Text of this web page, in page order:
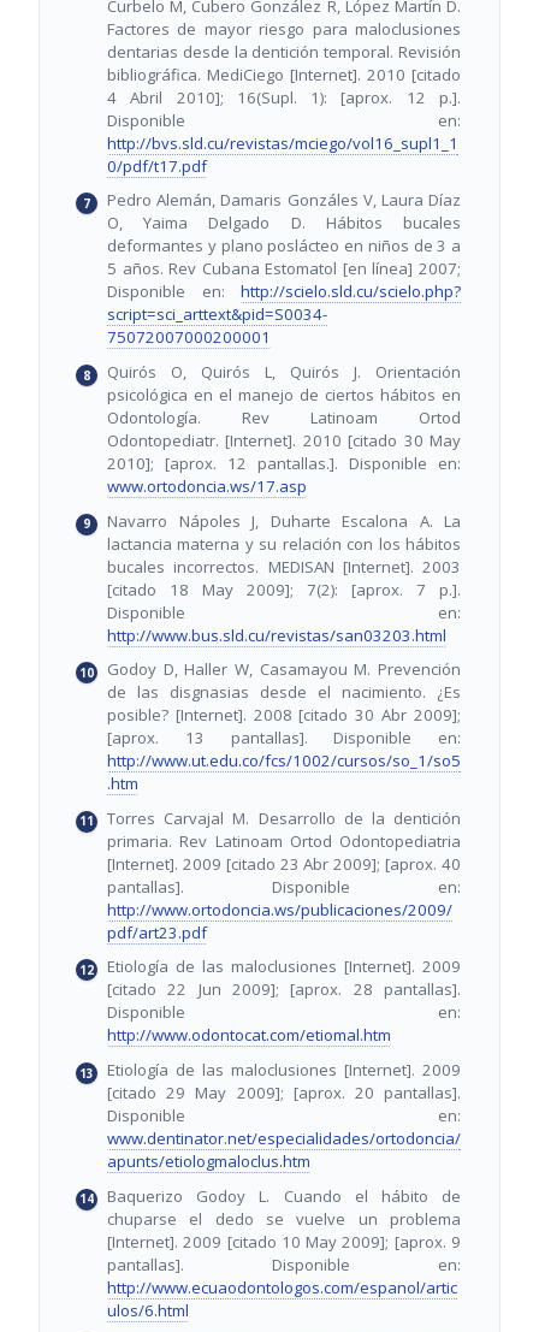
Curbelo M, Cubero González R, López Martín D.
Factores de mayor riesgo para maloclusiones
dentarias desde la dentición temporal. Revisión
bibliográfica. MediCiego [Internet]. 2010 [citado
4 Abril 2010]; 16(Supl. 1): [aprox. 12 p.].
Disponible en:
http://bvs.sld.cu/revistas/mciego/vol16_supl1_1
0/pdf/t17.pdf
Pedro Alemán, Damaris Gonzáles V, Laura Díaz
O, Yaima Delgado D. Hábitos bucales
deformantes y plano poslácteo en niños de 3 a
5 años. Rev Cubana Estomatol [en línea] 2007;
Disponible en: http://scielo.sld.cu/scielo.php?
script=sci_arttext&pid=S0034-
75072007000200001
Quirós O, Quirós L, Quirós J. Orientación
psicológica en el manejo de ciertos hábitos en
Odontología. Rev Latinoam Ortod
Odontopediatr. [Internet]. 2010 [citado 30 May
2010]; [aprox. 12 pantallas.]. Disponible en:
www.ortodoncia.ws/17.asp
Navarro Nápoles J, Duharte Escalona A. La
lactancia materna y su relación con los hábitos
bucales incorrectos. MEDISAN [Internet]. 2003
[citado 18 May 2009]; 7(2): [aprox. 7 p.].
Disponible en:
http://www.bus.sld.cu/revistas/san03203.html
Godoy D, Haller W, Casamayou M. Prevención
de las disgnasias desde el nacimiento. ¿Es
posible? [Internet]. 2008 [citado 30 Abr 2009];
[aprox. 13 pantallas]. Disponible en:
http://www.ut.edu.co/fcs/1002/cursos/so_1/so5
.htm
Torres Carvajal M. Desarrollo de la dentición
primaria. Rev Latinoam Ortod Odontopediatria
[Internet]. 2009 [citado 23 Abr 2009]; [aprox. 40
pantallas]. Disponible en:
http://www.ortodoncia.ws/publicaciones/2009/
pdf/art23.pdf
Etiología de las maloclusiones [Internet]. 2009
[citado 22 Jun 2009]; [aprox. 28 pantallas].
Disponible en:
http://www.odontocat.com/etiomal.htm
Etiología de las maloclusiones [Internet]. 2009
[citado 29 May 2009]; [aprox. 20 pantallas].
Disponible en:
www.dentinator.net/especialidades/ortodoncia/
apunts/etiologmaloclus.htm
Baquerizo Godoy L. Cuando el hábito de
chuparse el dedo se vuelve un problema
[Internet]. 2009 [citado 10 May 2009]; [aprox. 9
pantallas]. Disponible en:
http://www.ecuaodontologos.com/espanol/artic
ulos/6.html